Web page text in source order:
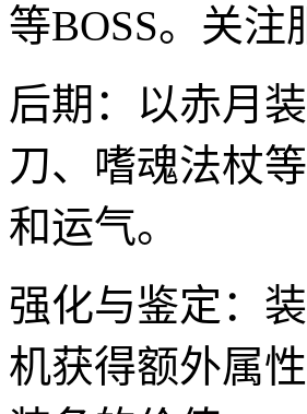
等BOSS。关
后期：以赤月
刀、嗜魂法杖
和运气。
强化与鉴定：
机获得额外属